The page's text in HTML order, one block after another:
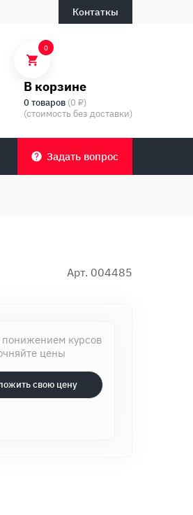
Контаткы
0
В корзине
0 товаров (0 ₽)
(стоимость без доставки)
Задать вопрос
Арт. 004485
понижением курсов
цены
свою цену